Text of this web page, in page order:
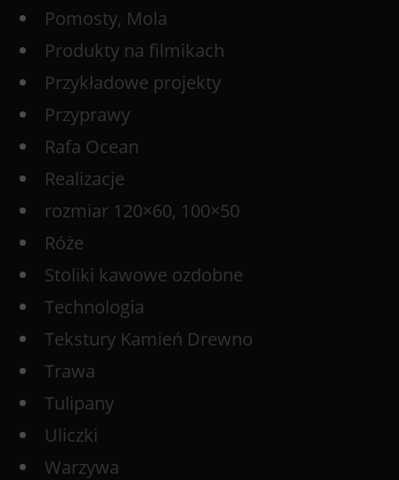
Pomosty, Mola
Produkty na filmikach
Przykładowe projekty
Przyprawy
Rafa Ocean
Realizacje
rozmiar 120×60, 100×50
Róże
Stoliki kawowe ozdobne
Technologia
Tekstury Kamień Drewno
Trawa
Tulipany
Uliczki
Warzywa